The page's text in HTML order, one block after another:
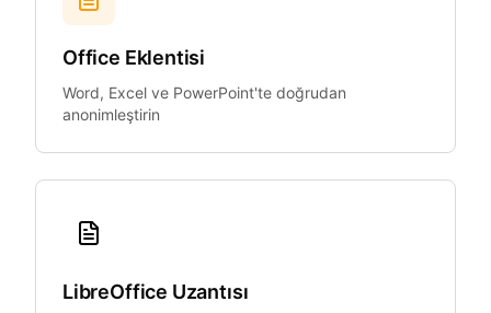
Office Eklentisi
Word, Excel ve PowerPoint'te doğrudan
anonimleştirin
LibreOffice Uzantısı